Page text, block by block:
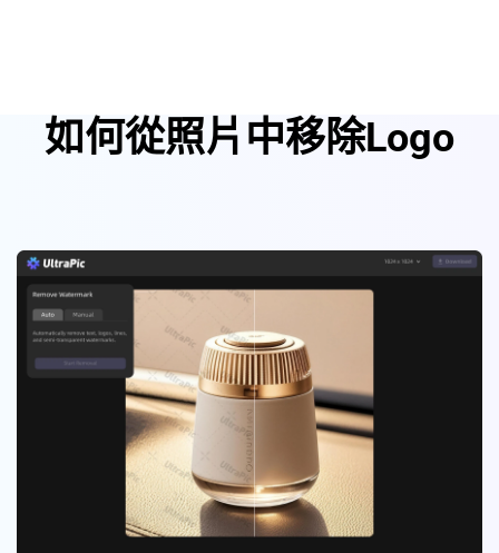
如何從照片中移除Logo